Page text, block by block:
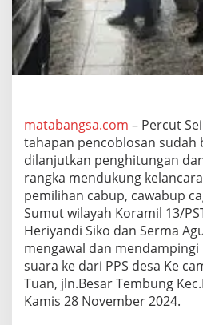
P
S
T
D
i
2
0
1
/
M
e
d
n
K
a
w
a
l
matabangsa.com – Percut
tahapan pencoblosan sudah
dilanjutkan penghitungan
rangka mendukung
pemilihan cabup, cawabup
Sumut wilayah Koramil 13/
Heriyandi Siko dan Serma
mengawal dan
suara ke dari PPS desa Ke
Tuan, jln.Besar Tembung
Kamis 28 November 2024.